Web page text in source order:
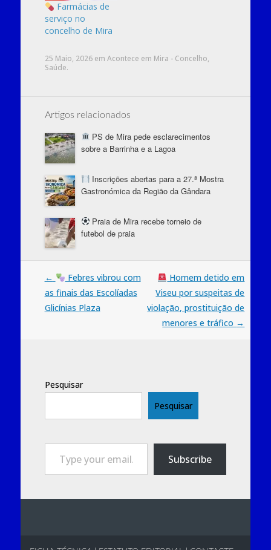
Farmácias de
serviço no
concelho de Mira
25 Maio, 2026em Acontece em Mira - Concelho,
Saúde.
Artigos relacionados
PS de Mira pede esclarecimentos
sobre a Barrinha e a Lagoa
Inscrições abertas para a 27.ª Mostra
Gastronómica da Região da Gândara
Praia de Mira recebe torneio de
futebol de praia
Post
navigation
←
Febres vibrou com
as finais das Escolíadas
Glicínias Plaza
Homem detido em
Viseu por suspeitas de
violação, prostituição de
menores e tráfico →
Pesquisar
Pesquisar
Type your email…
Subscribe